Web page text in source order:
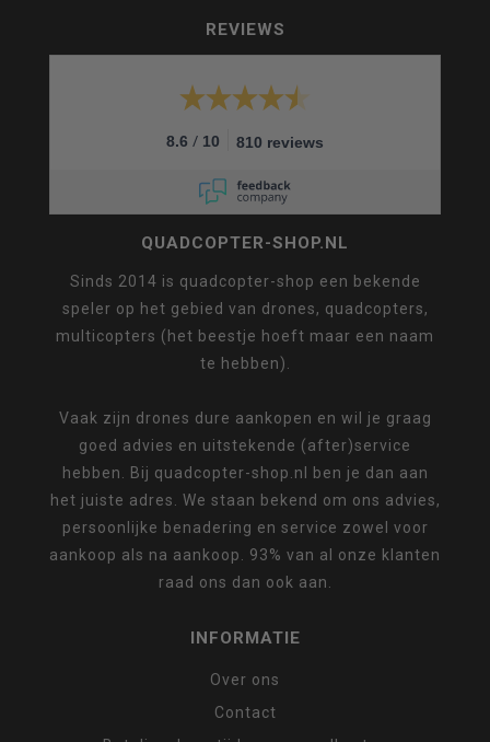
REVIEWS
8.6 / 10 810 reviews
QUADCOPTER-SHOP.NL
Sinds 2014 is quadcopter-shop een bekende
speler op het gebied van drones, quadcopters,
multicopters (het beestje hoeft maar een naam
te hebben).
Vaak zijn drones dure aankopen en wil je graag
goed advies en uitstekende (after)service
hebben. Bij quadcopter-shop.nl ben je dan aan
het juiste adres. We staan bekend om ons advies,
persoonlijke benadering en service zowel voor
aankoop als na aankoop. 93% van al onze klanten
raad ons dan ook aan.
INFORMATIE
Over ons
Contact